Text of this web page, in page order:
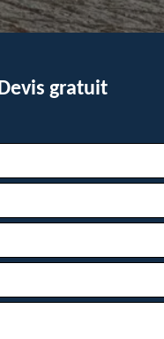
Devis gratuit